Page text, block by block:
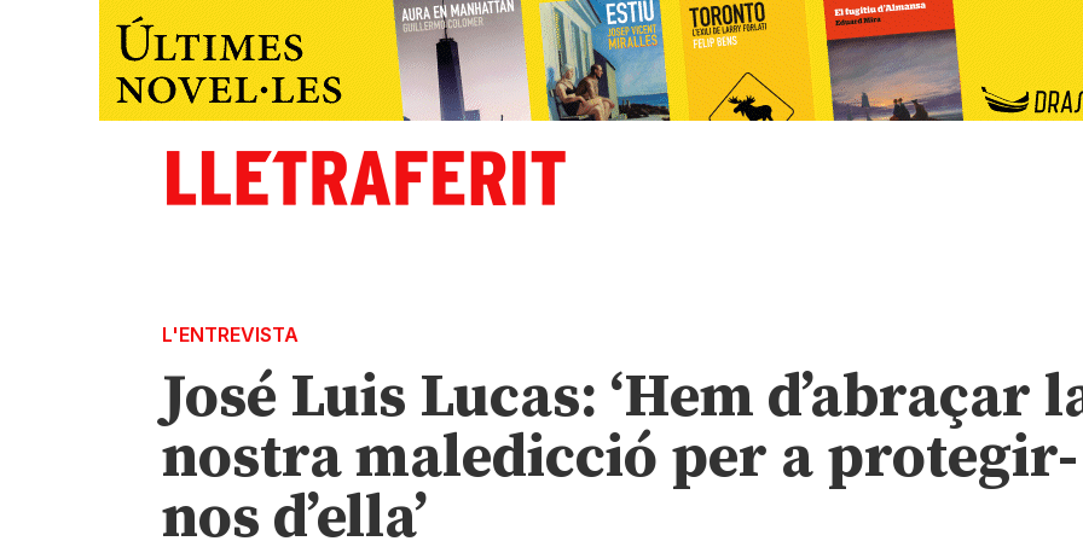
L'ENTREVISTA
José Luis Lucas: ‘Hem d’abraçar
nostra maledicció per a protegir-
nos d’ella’